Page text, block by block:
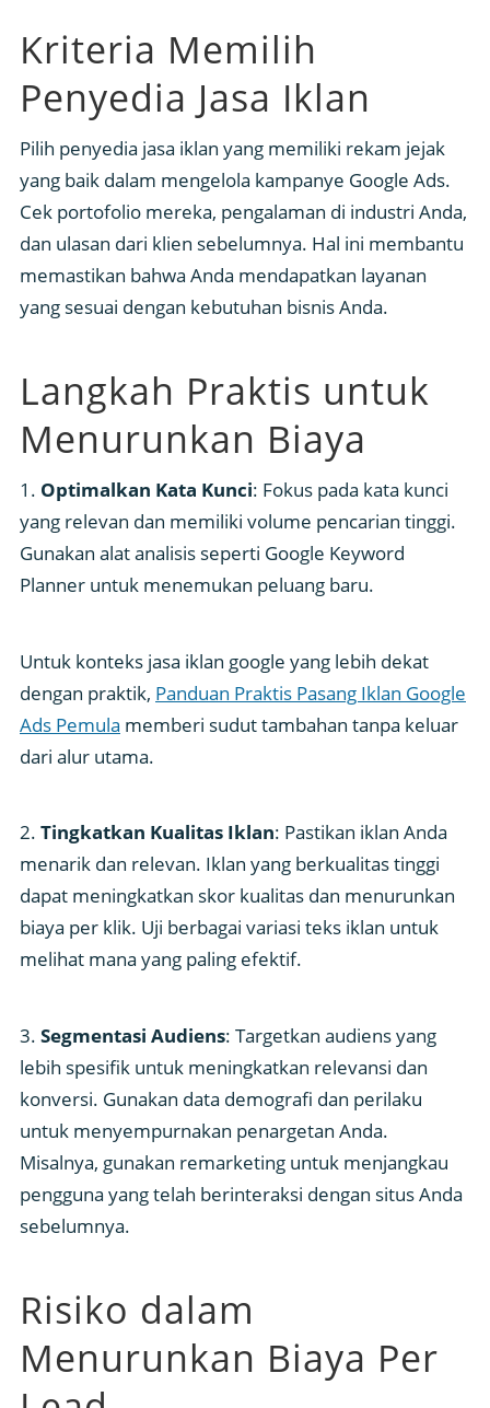
Kriteria Memilih
Penyedia Jasa Iklan
Pilih penyedia jasa iklan yang memiliki rekam jejak
yang baik dalam mengelola kampanye Google Ads.
Cek portofolio mereka, pengalaman di industri Anda,
dan ulasan dari klien sebelumnya. Hal ini membantu
memastikan bahwa Anda mendapatkan layanan
yang sesuai dengan kebutuhan bisnis Anda.
Langkah Praktis untuk
Menurunkan Biaya
1. Optimalkan Kata Kunci: Fokus pada kata kunci
yang relevan dan memiliki volume pencarian tinggi.
Gunakan alat analisis seperti Google Keyword
Planner untuk menemukan peluang baru.
Untuk konteks jasa iklan google yang lebih dekat
dengan praktik, Panduan Praktis Pasang Iklan Google
Ads Pemula memberi sudut tambahan tanpa keluar
dari alur utama.
2. Tingkatkan Kualitas Iklan: Pastikan iklan Anda
menarik dan relevan. Iklan yang berkualitas tinggi
dapat meningkatkan skor kualitas dan menurunkan
biaya per klik. Uji berbagai variasi teks iklan untuk
melihat mana yang paling efektif.
3. Segmentasi Audiens: Targetkan audiens yang
lebih spesifik untuk meningkatkan relevansi dan
konversi. Gunakan data demografi dan perilaku
untuk menyempurnakan penargetan Anda.
Misalnya, gunakan remarketing untuk menjangkau
pengguna yang telah berinteraksi dengan situs Anda
sebelumnya.
Risiko dalam
Menurunkan Biaya Per